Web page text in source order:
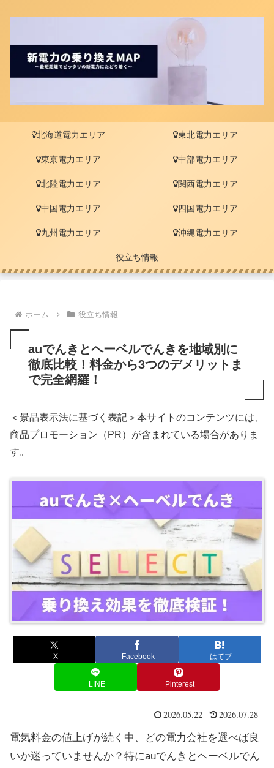
北海道電力エリア 東北電力エリア
東京電力エリア 中部電力エリア
北陸電力エリア 関西電力エリア
中国電力エリア 四国電力エリア
九州電力エリア 沖縄電力エリア
役立ち情報
ホーム 役立ち情報
auでんきとヘーベルでんきを地域別に
徹底比較！料金から3つのデメリットま
で完全網羅！
＜景品表示法に基づく表記＞本サイトのコンテンツには、
商品プロモーション（PR）が含まれている場合がありま
す。
X Facebook はてブ
LINE Pinterest
2026.05.22
2026.07.28
電気料金の値上げが続く中、どの電力会社を選べば良
いか迷っていませんか？特にauでんきとヘーベルでん